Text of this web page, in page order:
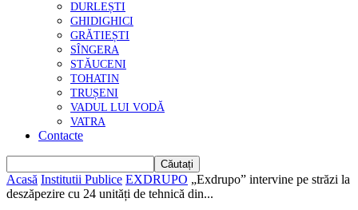
DURLEȘTI
GHIDIGHICI
GRĂTIEȘTI
SÎNGERA
STĂUCENI
TOHATIN
TRUȘENI
VADUL LUI VODĂ
VATRA
Contacte
Acasă Institutii Publice EXDRUPO „Exdrupo” intervine pe străzi la
deszăpezire cu 24 unități de tehnică din...